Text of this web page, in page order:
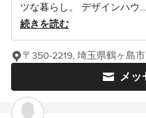
ツな暮らし。 デザインハウ...
続きを読む
メッ
〒350-2219, 埼玉県鶴ヶ島